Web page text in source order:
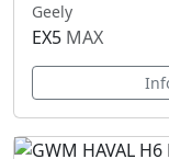
Geely
EX5 MAX